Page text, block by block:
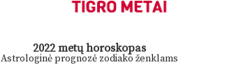
2022 metų horoskopas
Astrologinė prognozė zodiako ženklams